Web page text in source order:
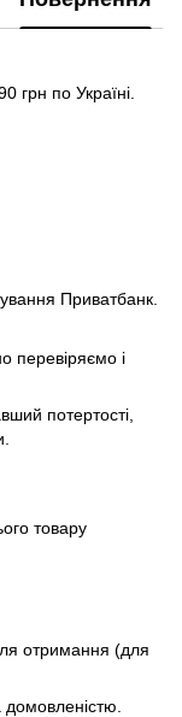
грн по Україні.
Приватбанк.
перевіряємо і
потертості,
товару
отримання (для
домовленістю.